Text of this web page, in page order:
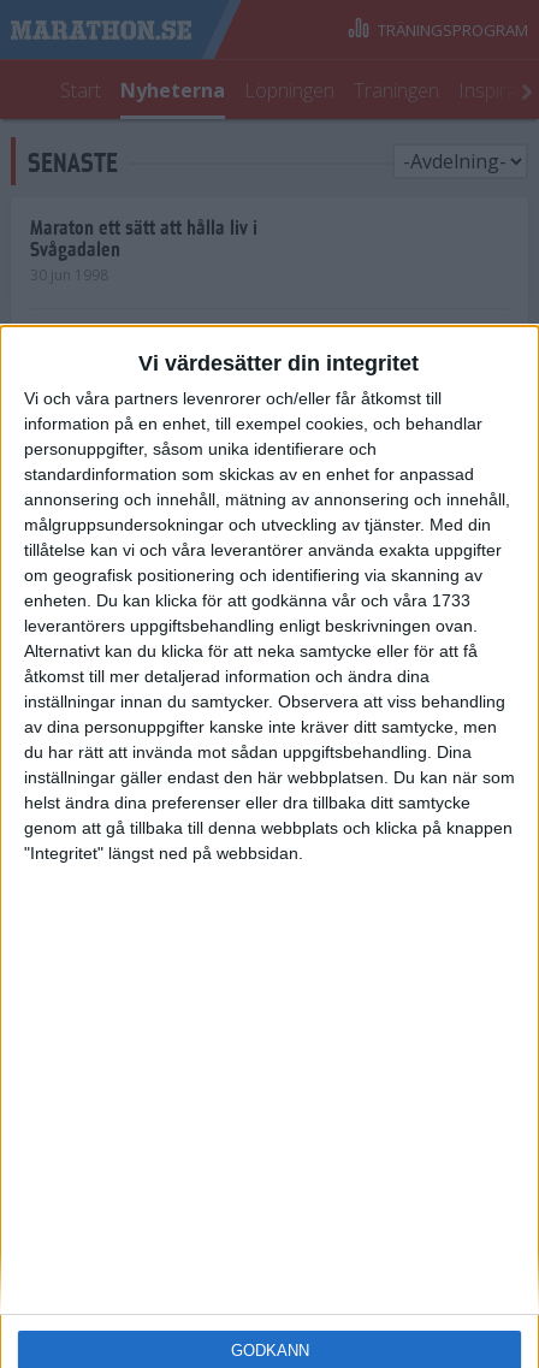
Vi värdesätter din integritet
Vi och våra partners levenrorer och/eller får åtkomst till
information på en enhet, till exempel cookies, och behandlar
personuppgifter, såsom unika identifierare och
standardinformation som skickas av en enhet for anpassad
annonsering och innehåll, mätning av annonsering och innehåll,
målgruppsundersokningar och utveckling av tjänster. Med din
tillåtelse kan vi och våra leverantörer använda exakta uppgifter
om geografisk positionering och identifiering via skanning av
enheten. Du kan klicka för att godkänna vår och våra 1733
leverantörers uppgiftsbehandling enligt beskrivningen ovan.
Alternativt kan du klicka för att neka samtycke eller för att få
åtkomst till mer detaljerad information och ändra dina
inställningar innan du samtycker. Observera att viss behandling
av dina personuppgifter kanske inte kräver ditt samtycke, men
du har rätt att invända mot sådan uppgiftsbehandling. Dina
inställningar gäller endast den här webbplatsen. Du kan när som
helst ändra dina preferenser eller dra tillbaka ditt samtycke
genom att gå tillbaka till denna webbplats och klicka på knappen
"Integritet" längst ned på webbsidan.
GODKÄNN
Start Nyheterna Löpningen Träningen
TRÄNINGSPROGRAM
SENASTE
Maraton ett sätt att hålla liv i
Svågadalen
30 jun 1998
Norrlänningar firade semester i
Strängnäs
28 jun 1998
Maratonlöparna bäst i Trosa
I år fick Andervang kransen
27 jun 1998
Intresset ökar för Lidingöloppet
26 jun 1998
Värmemara
väntarvärldsmästaraspiranter
24 jun 1998
ASIEN